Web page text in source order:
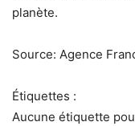
planète.
Source: Agence
Étiquettes :
Aucune étiquette